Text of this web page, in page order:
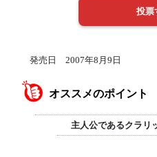
発売日 2007年8月9日
オススメのポイント
主人公であるクラリ